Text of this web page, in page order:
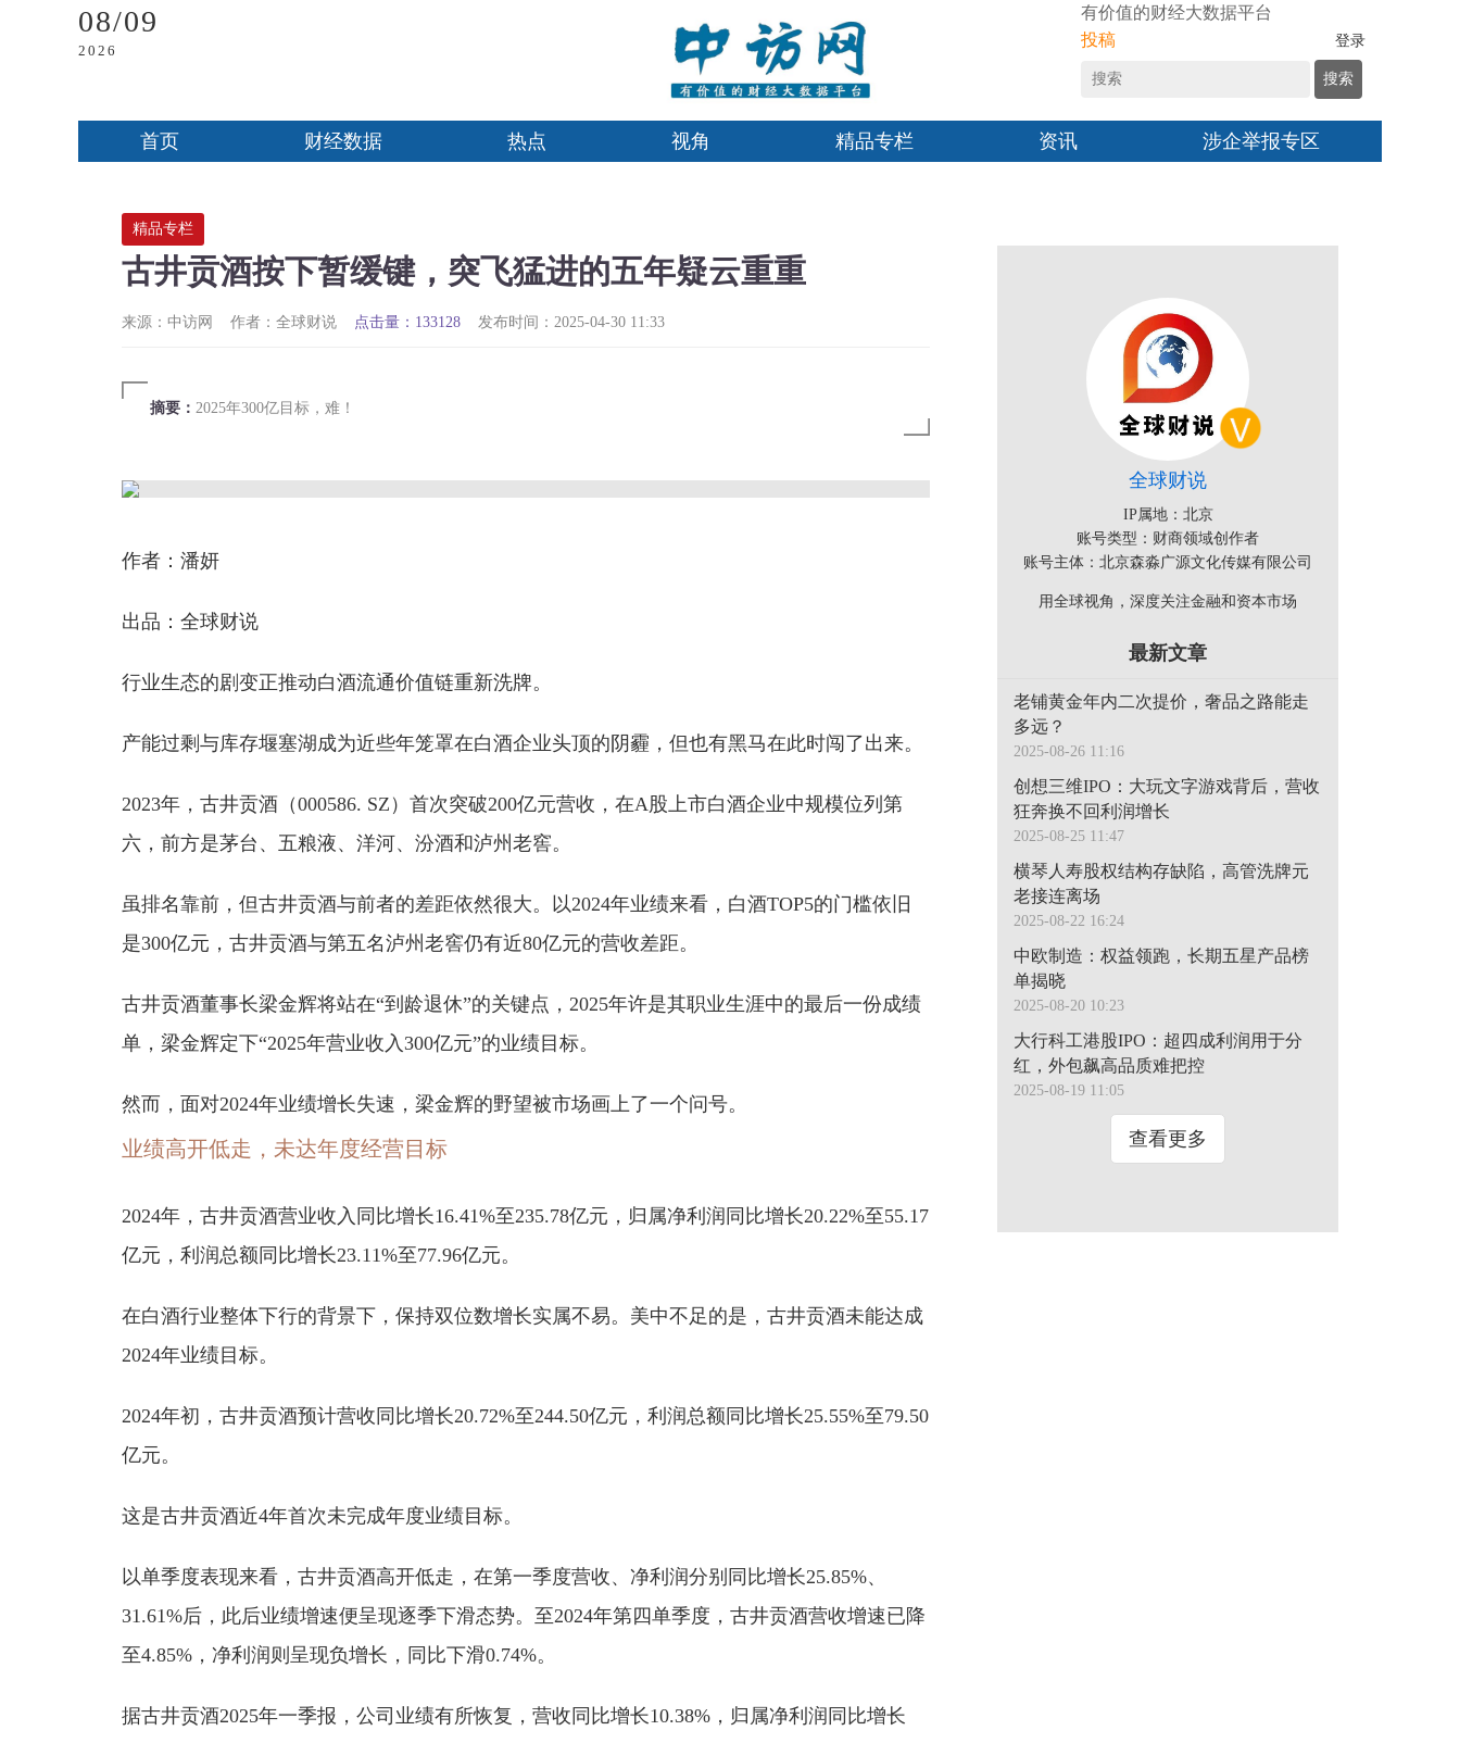
08/09
2026
有价值的财经大数据平台
投稿
登录
搜索
首页 财经数据 热点 视角 精品专栏 资讯 涉企举报专区
精品专栏
古井贡酒按下暂缓键，突飞猛进的五年疑云重重
来源：中访网 作者：全球财说 点击量：133128 发布时间：2025-04-30 11:33
摘要： 2025年300亿目标，难！
作者：潘妍
出品：全球财说
行业生态的剧变正推动白酒流通价值链重新洗牌。
产能过剩与库存堰塞湖成为近些年笼罩在白酒企业头顶的阴霾，但也有黑马在此时闯了出来。
2023年，古井贡酒（000586. SZ）首次突破200亿元营收，在A股上市白酒企业中规模位列第
六，前方是茅台、五粮液、洋河、汾酒和泸州老窖。
虽排名靠前，但古井贡酒与前者的差距依然很大。以2024年业绩来看，白酒TOP5的门槛依旧
是300亿元，古井贡酒与第五名泸州老窖仍有近80亿元的营收差距。
古井贡酒董事长梁金辉将站在“到龄退休”的关键点，2025年许是其职业生涯中的最后一份成绩
单，梁金辉定下“2025年营业收入300亿元”的业绩目标。
然而，面对2024年业绩增长失速，梁金辉的野望被市场画上了一个问号。
业绩高开低走，未达年度经营目标
2024年，古井贡酒营业收入同比增长16.41%至235.78亿元，归属净利润同比增长20.22%至55.17
亿元，利润总额同比增长23.11%至77.96亿元。
在白酒行业整体下行的背景下，保持双位数增长实属不易。美中不足的是，古井贡酒未能达成
2024年业绩目标。
2024年初，古井贡酒预计营收同比增长20.72%至244.50亿元，利润总额同比增长25.55%至79.50
亿元。
这是古井贡酒近4年首次未完成年度业绩目标。
以单季度表现来看，古井贡酒高开低走，在第一季度营收、净利润分别同比增长25.85%、
31.61%后，此后业绩增速便呈现逐季下滑态势。至2024年第四单季度，古井贡酒营收增速已降
至4.85%，净利润则呈现负增长，同比下滑0.74%。
据古井贡酒2025年一季报，公司业绩有所恢复，营收同比增长10.38%，归属净利润同比增长
全球财说
IP属地：北京
账号类型：财商领域创作者
账号主体：北京森淼广源文化传媒有限公司
用全球视角，深度关注金融和资本市场
最新文章
老铺黄金年内二次提价，奢品之路能走
多远？
2025-08-26 11:16
创想三维IPO：大玩文字游戏背后，营收
狂奔换不回利润增长
2025-08-25 11:47
横琴人寿股权结构存缺陷，高管洗牌元
老接连离场
2025-08-22 16:24
中欧制造：权益领跑，长期五星产品榜
单揭晓
2025-08-20 10:23
大行科工港股IPO：超四成利润用于分
红，外包飙高品质难把控
2025-08-19 11:05
查看更多